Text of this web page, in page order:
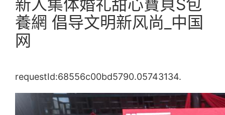
新人集体婚礼甜心寶貝S包
養網 倡导文明新风尚_中国
网
requestId:68556c00bd5790.05743134.